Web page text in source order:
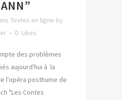
Textes en ligne by
0 Likes
des problèmes
aujourd'hui à la
l'opéra posthume de
"Les Contes